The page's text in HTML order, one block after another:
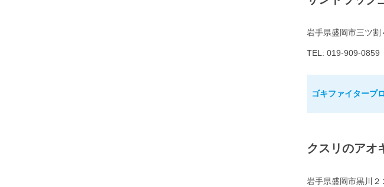
岩手県盛岡市三ツ割
TEL: 019-909-0859
ゴキファイタープ
クスリのアオ
岩手県盛岡市黒川２